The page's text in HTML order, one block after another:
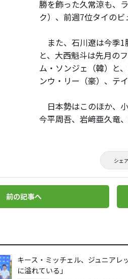
勝を飾った久常涼も、
ク）、前週7位タイのビ
また、石川遼は今季1
と、大西魁斗は先月の
ム・ソンジェ（韓）と
ンウ・リー（豪）、テ
日本勢はこのほか、
今平周吾、岩﨑亜久竜
シェ
前の記事へ
キース・ミッチェル、ジュニアレ
に溢れている」